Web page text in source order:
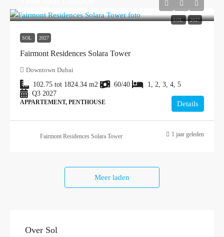
SOL 2027
SOL 2027
Fairmont Residences Solara Tower
Downtown Dubai
102.75 tot 1824.34 m2 60/40
1, 2, 3, 4, 5
Q3 2027
APPARTEMENT, PENTHOUSE Details
Fairmont Residences Solara Tower 1 jaar geleden
Meer laden
Over Sol